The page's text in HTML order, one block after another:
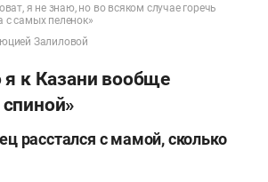
я не знаю, но во всяком случае горечь
с самых пеленок»
Залиловой
я к Казани вообще
расстался с мамой, сколько